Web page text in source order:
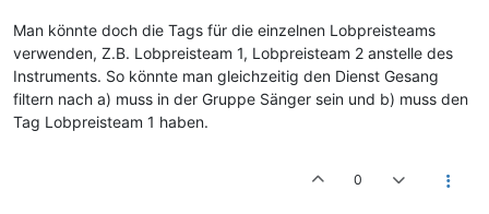
Man könnte doch die Tags für die einzelnen Lobpreisteams
verwenden, Z.B. Lobpreisteam 1, Lobpreisteam 2 anstelle des
Instruments. So könnte man gleichzeitig den Dienst Gesang
filtern nach a) muss in der Gruppe Sänger sein und b) muss den
Tag Lobpreisteam 1 haben.
0